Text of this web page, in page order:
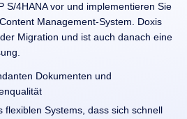
S/4HANA vor und implementieren Sie
Management-System. Doxis
Migration und ist auch danach eine
Dokumenten und
flexiblen Systems, dass sich schnell